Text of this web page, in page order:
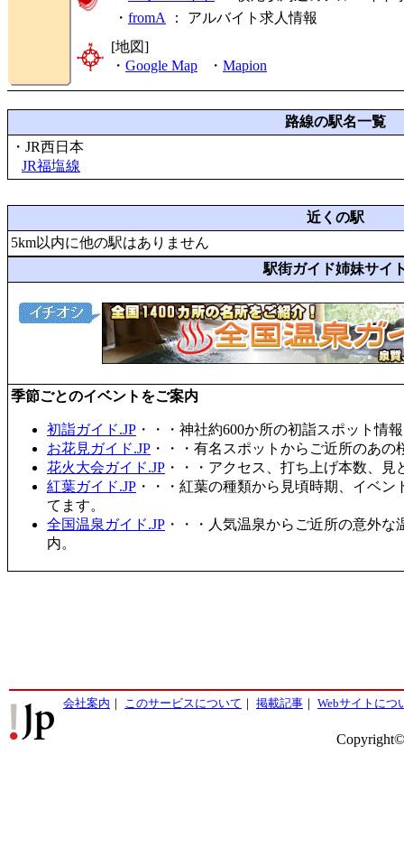
・ fromA ： アルバイト求人情報
[地図]
・ Google Map ・ Mapion
路線の駅名一覧
・JR西日本
JR福塩線
近くの駅
5km以内に他の駅はありません
駅街ガイド姉妹サイ
季節ごとのイベントをご案内
初詣ガイド.JP ・・・神社約600か所の初詣スポット情
お花見ガイド.JP ・・・有名スポットからご近所のあ
花火大会ガイド.JP ・・・アクセス、打ち上げ本数、
紅葉ガイド.JP ・・・紅葉の種類から見頃時期、イベ
てます。
全国温泉ガイド.JP ・・・人気温泉からご近所の意外
内。
会社案内 ｜ このサービスについて ｜ 掲載記事 ｜ Webサイトにつ